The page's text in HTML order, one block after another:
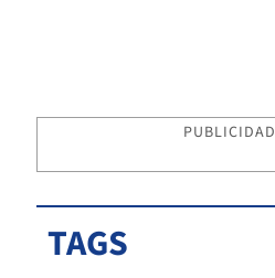
PUBLICIDAD
TAGS